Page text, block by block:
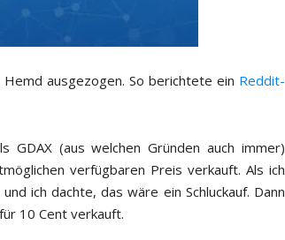
ausgezogen. So berichtete ein Reddit-
(aus welchen Gründen auch immer)
verfügbaren Preis verkauft. Als ich
ich dachte, das wäre ein Schluckauf. Dann
10 Cent verkauft.